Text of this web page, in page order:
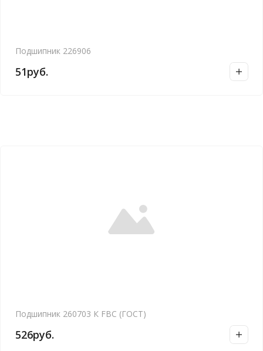
Подшипник 226906
51руб.
Подшипник 260703 К FBC (ГОСТ)
526руб.